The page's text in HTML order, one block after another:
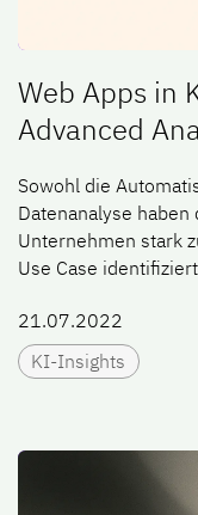
Web Apps in
Advanced
Sowohl die
Datenanalyse
Unternehmen stark
Use Case
21.07.2022
KI-Insights